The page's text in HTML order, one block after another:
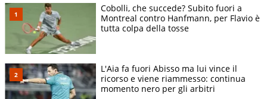
Cobolli, che succede? Subito fuori a
Montreal contro Hanfmann, per Flavio è
tutta colpa della tosse
L'Aia fa fuori Abisso ma lui vince il
ricorso e viene riammesso: continua
momento nero per gli arbitri